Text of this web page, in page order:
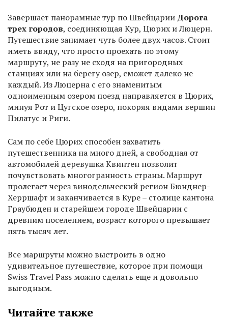
Завершает панорамные тур по Швейцарии Дорога
трех городов, соединяющая Кур, Цюрих и Люцерн.
Путешествие занимает чуть более двух часов. Стоит
иметь ввиду, что просто проехать по этому
маршруту, не разу не сходя на пригородных
станциях или на берегу озер, сможет далеко не
каждый. Из Люцерна с его знаменитым
одноименным озером поезд направляется в Цюрих,
минуя Рот и Цугское озеро, покоряя видами вершин
Пилатус и Риги.
Сам по себе Цюрих способен захватить
путешественника на много дней, а свободная от
автомобилей деревушка Квинтен позволит
почувствовать многогранность страны. Маршрут
пролегает через винодельческий регион Бюнднер-
Херршафт и заканчивается в Куре – столице кантона
Граубюден и старейшем городе Швейцарии с
древним поселением, возраст которого превышает
пять тысяч лет.
Все маршруты можно выстроить в одно
удивительное путешествие, которое при помощи
Swiss Travel Pass можно сделать еще и довольно
выгодным.
Читайте также